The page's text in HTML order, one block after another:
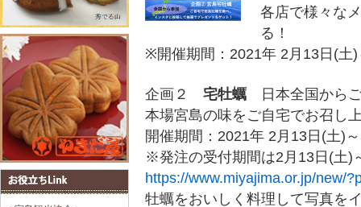
各店で様々な
る！
※開催期間：2021年 2月13日(土
企画２ 宅牡蠣 日本全国から
本場宮島の味をご自宅でお召し
開催期間：2021年 2月13日(土)
※発注の受付期間は2月13日(土)
https://www.miyajima.or.jp/new/
牡蠣をおいしく料理して写真を